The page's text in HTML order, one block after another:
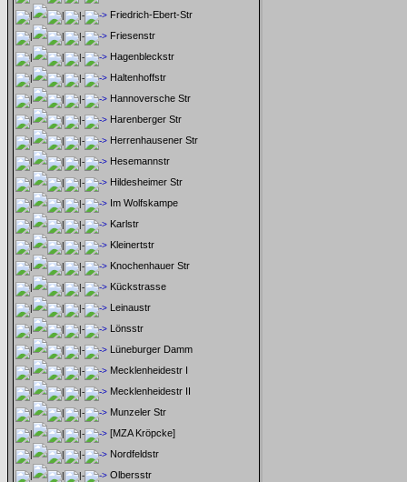
Friedrich-Ebert-Str
Friesenstr
Hagenbleckstr
Haltenhoffstr
Hannoversche Str
Harenberger Str
Herrenhausener Str
Hesemannstr
Hildesheimer Str
Im Wolfskampe
Karlstr
Kleinertstr
Knochenhauer Str
Kückstrasse
Leinaustr
Lönsstr
Lüneburger Damm
Mecklenheidestr I
Mecklenheidestr II
Munzeler Str
[MZA Kröpcke]
Nordfeldstr
Olbersstr